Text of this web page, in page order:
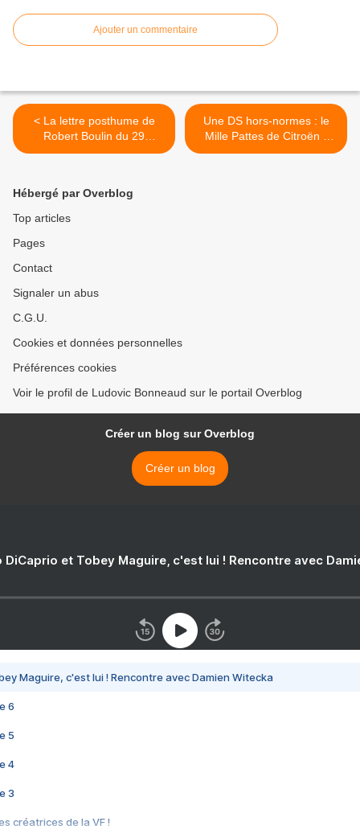
Ajouter un commentaire
< La lettre posthume de
Robert Boulin du 29
Octobre 1979
Une DS hors-normes : le
Mille Pattes de Citroën -
Michelin >
Hébergé par Overblog
Top articles
Pages
Contact
Signaler un abus
C.G.U.
Cookies et données personnelles
Préférences cookies
Voir le profil de Ludovic Bonneaud sur le portail Overblog
Créer un blog sur Overblog
Créer un blog
DiCaprio et Tobey Maguire, c'est lui ! Rencontre avec
Maguire, c'est lui ! Rencontre avec Damien Witecka
6
5
4
3
créatrices de la VF !